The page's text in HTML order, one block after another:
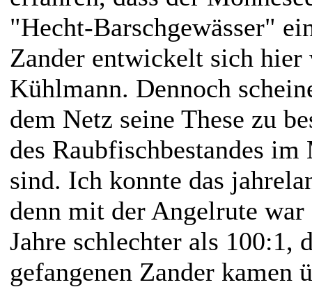
"Hecht-Barschgewässer"
Zander entwickelt sich
Kühlmann. Dennoch
dem Netz seine These zu
des Raubfischbestandes im
sind. Ich konnte das
denn mit der Angelrute war
Jahre schlechter als 100:1,
gefangenen Zander kamen